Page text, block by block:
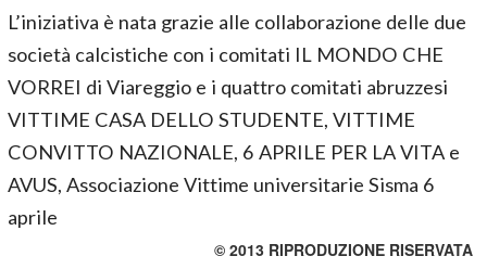
L’iniziativa è nata grazie alle collaborazione delle due
società calcistiche con i comitati IL MONDO CHE
VORREI di Viareggio e i quattro comitati abruzzesi
VITTIME CASA DELLO STUDENTE, VITTIME
CONVITTO NAZIONALE, 6 APRILE PER LA VITA e
AVUS, Associazione Vittime universitarie Sisma 6
aprile
© 2013 RIPRODUZIONE RISERVATA